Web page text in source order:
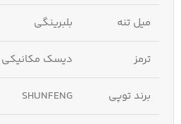
میل تنه بلبرینگی
ترمز دیسک مکانیکی
برند توپی SHUNFENG